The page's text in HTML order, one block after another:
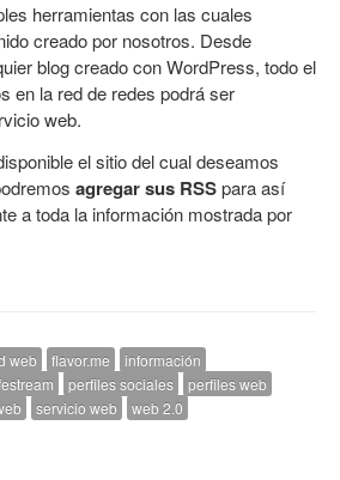
herramientas con las cuales
creado por nosotros. Desde
blog creado con WordPress, todo el
en la red de redes podrá ser
web.
el sitio del cual deseamos
agregar sus RSSpara así
a toda la información mostrada por
web flavor.me
información
perfiles sociales
perfiles web
servicio web web 2.0